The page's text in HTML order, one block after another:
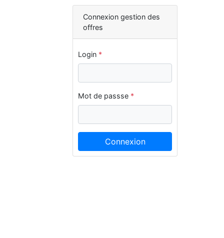
Connexion gestion des
offres
Login *
Mot de passse *
Connexion